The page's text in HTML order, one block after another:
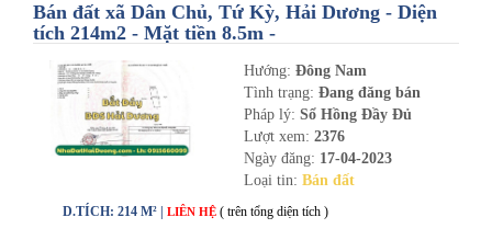
Bán đất xã Dân Chủ, Tứ Kỳ, Hải Dương - Diện
tích 214m2 - Mặt tiền 8.5m -
Hướng: Đông Nam
Tình trạng: Đang đăng bán
Pháp lý: Sổ Hồng Đầy Đủ
Lượt xem: 2376
Ngày đăng: 17-04-2023
Loại tin: Bán đất
D.TÍCH: 214 M² | LIÊN HỆ ( trên tổng diện tích )